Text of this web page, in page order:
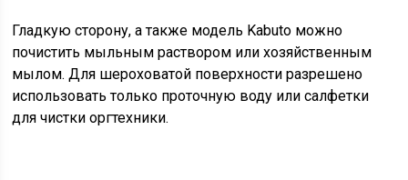
Гладкую сторону, а также модель Kabuto можно
почистить мыльным раствором или хозяйственным
мылом. Для шероховатой поверхности разрешено
использовать только проточную воду или салфетки
для чистки оргтехники.